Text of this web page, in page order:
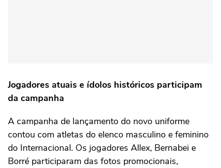
Jogadores atuais e ídolos históricos participam
da campanha
A campanha de lançamento do novo uniforme
contou com atletas do elenco masculino e feminino
do Internacional. Os jogadores Allex, Bernabei e
Borré participaram das fotos promocionais,